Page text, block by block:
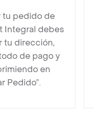
tu pedido de
Integral debes
tu dirección,
de pago y
en
Pedido”.